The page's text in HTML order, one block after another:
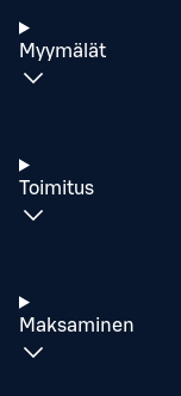
Myymälät
Toimitus
Maksaminen